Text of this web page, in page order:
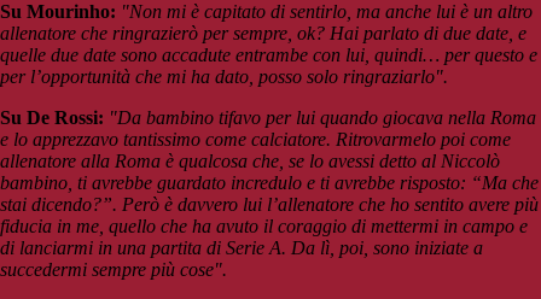
Su Mourinho: "Non mi è capitato di sentirlo, ma anche lui è un altro
allenatore che ringrazierò per sempre, ok? Hai parlato di due date, e
quelle due date sono accadute entrambe con lui, quindi… per questo e
per l’opportunità che mi ha dato, posso solo ringraziarlo".
Su De Rossi: "Da bambino tifavo per lui quando giocava nella Roma
e lo apprezzavo tantissimo come calciatore. Ritrovarmelo poi come
allenatore alla Roma è qualcosa che, se lo avessi detto al Niccolò
bambino, ti avrebbe guardato incredulo e ti avrebbe risposto: “Ma che
stai dicendo?”. Però è davvero lui l’allenatore che ho sentito avere più
fiducia in me, quello che ha avuto il coraggio di mettermi in campo e
di lanciarmi in una partita di Serie A. Da lì, poi, sono iniziate a
succedermi sempre più cose".